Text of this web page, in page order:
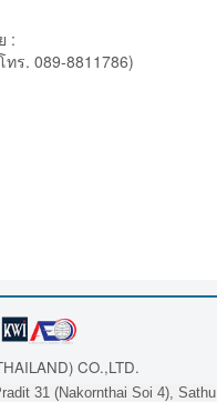
:
. 089-8811786)
CO.,LTD.
31 (Nakornthai Soi 4), Sathu